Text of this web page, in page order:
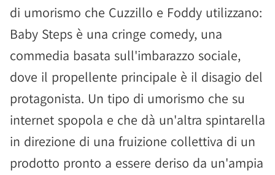
di umorismo che Cuzzillo e Foddy utilizzano:
Baby Steps è una cringe comedy, una
commedia basata sull'imbarazzo sociale,
dove il propellente principale è il disagio del
protagonista. Un tipo di umorismo che su
internet spopola e che dà un'altra spintarella
in direzione di una fruizione collettiva di un
prodotto pronto a essere deriso da un'ampia